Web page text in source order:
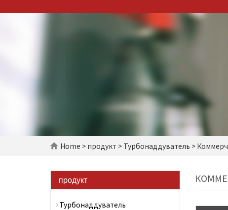
Home > продукт > Турбонаддуватель >
продукт
Турбонаддуватель